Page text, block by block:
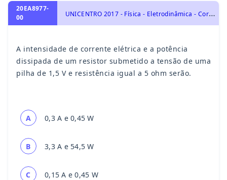
20EA8977-
00
U
NICENTRO 2017 - Física - Eletrodinâmica - Corrente Elétrica, Resistores e Potência Elétrica, Eletricidade
A intensidade de corrente elétrica e a potência
dissipada de um resistor submetido a tensão de uma
pilha de 1,5 V e resistência igual a 5 ohm serão.
A 0,3 A e 0,45 W
B 3,3 A e 54,5 W
C 0,15 A e 0,45 W